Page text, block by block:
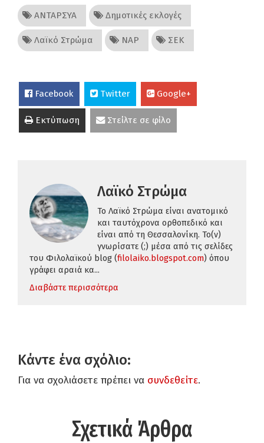
ΑΝΤΑΡΣΥΑ Δημοτικές εκλογές
Λαϊκό Στρώμα ΝΑΡ ΣΕΚ
Facebook Twitter Google+
Εκτύπωση Στείλτε σε φίλο
Λαϊκό Στρώμα
Το Λαϊκό Στρώμα είναι ανατομικό
και ταυτόχρονα ορθοπεδικό και
είναι από τη Θεσσαλονίκη. Το(ν)
γνωρίσατε (;) μέσα από τις σελίδες
του Φιλολαϊκoύ blog (filolaiko.blogspot.com) όπου
γράφει αραιά κα...
Διαβάστε περισσότερα
Κάντε ένα σχόλιο:
Για να σχολιάσετε πρέπει να συνδεθείτε.
Σχετικά Άρθρα